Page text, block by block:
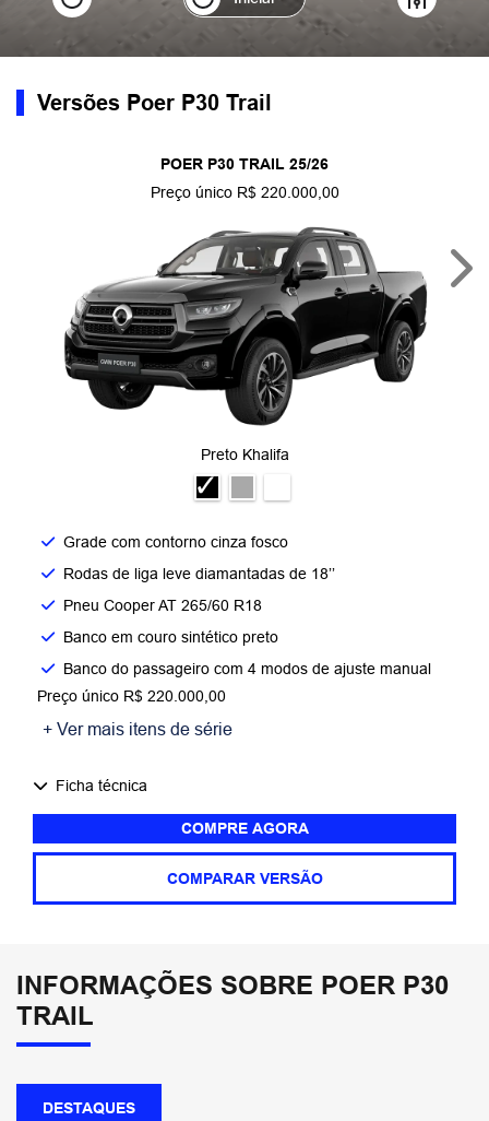
Versões Poer P30 Trail
POER P30 TRAIL 25/26
Preço único R$ 220.000,00
Preto Khalifa
Grade com contorno cinza fosco​
Rodas de liga leve diamantadas de 18’’​
Pneu Cooper AT 265/60 R18​
Banco em couro sintético preto​
Banco do passageiro com 4 modos de ajuste manual
Preço único R$ 220.000,00
+ Ver mais itens de série
Ficha técnica
COMPRE AGORA
COMPARAR VERSÃO
INFORMAÇÕES SOBRE POER P30
TRAIL
DESTAQUES